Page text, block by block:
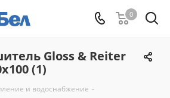
0
Gloss & Reiter
(1)
и водоснабжение -